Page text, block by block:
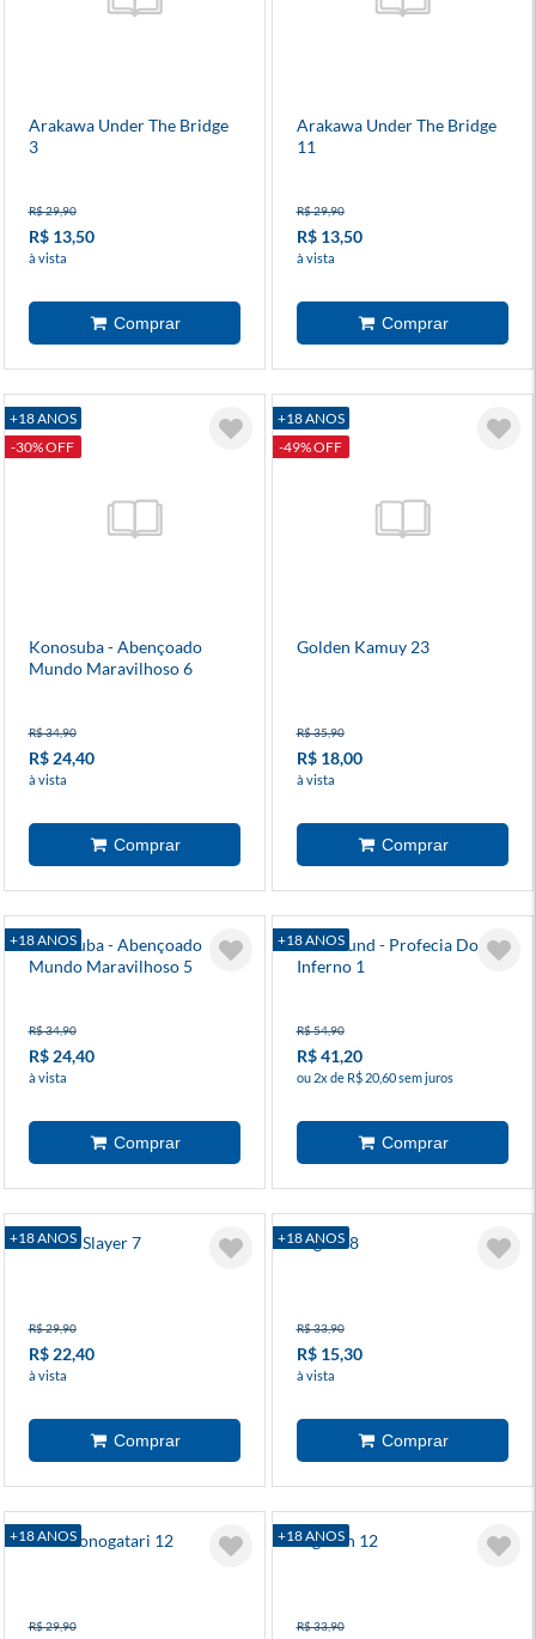
Arakawa Under The Bridge
3
R$ 29,90
R$ 13,50
à vista
Arakawa Under The Bridge
11
R$ 29,90
R$ 13,50
à vista
+18 ANOS
-30% OFF
Konosuba - Abençoado
Mundo Maravilhoso 6
R$ 34,90
R$ 24,40
à vista
+18 ANOS
-49% OFF
Golden Kamuy 23
R$ 35,90
R$ 18,00
à vista
+18 ANOS
Konosuba - Abençoado
Mundo Maravilhoso 5
R$ 34,90
R$ 24,40
à vista
+18 ANOS
Hellbound - Profecia Do
Inferno 1
R$ 54,90
R$ 41,20
ou 2x de R$ 20,60 sem juros
+18 ANOS
Goblin Slayer 7
R$ 29,90
R$ 22,40
à vista
+18 ANOS
Gigant 8
R$ 33,90
R$ 15,30
à vista
+18 ANOS
Bakemonogatari 12
R$ 29,90
+18 ANOS
Jagaaan 12
R$ 33,90